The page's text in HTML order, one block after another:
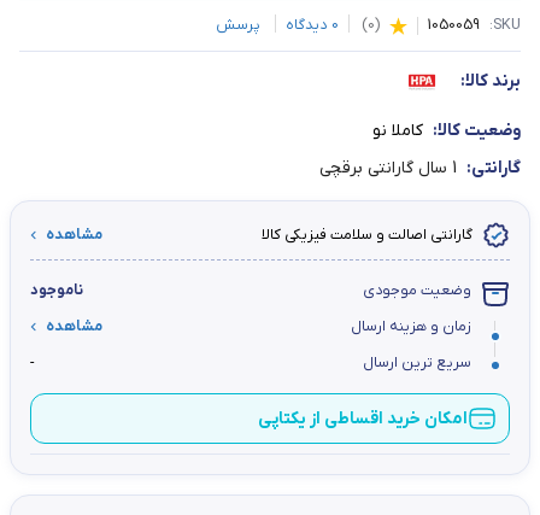
SKU:
1050059
(
0
)
0 دیدگاه پرسش
برند کالا:
وضعیت کالا: کاملا نو
گارانتی: 1 سال گارانتی برقچی
گارانتی اصالت و سلامت فیزیکی کالا مشاهده
وضعیت موجودی
ناموجود
زمان و هزینه ارسال
مشاهده
سریع ترین ارسال
-
امکان خرید اقساطی از یکتاپی